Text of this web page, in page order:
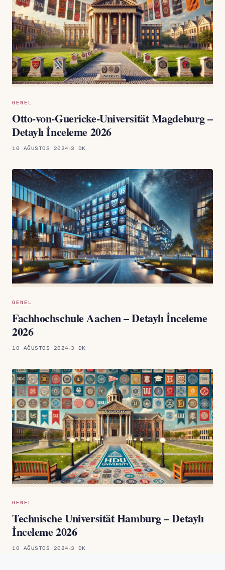
GENEL
Otto-von-Guericke-Universität Magdeburg –
Detaylı İnceleme 2026
10 AĞUSTOS 2024 3 DK
GENEL
Fachhochschule Aachen – Detaylı İnceleme
2026
10 AĞUSTOS 2024 3 DK
GENEL
Technische Universität Hamburg – Detaylı
İnceleme 2026
10 AĞUSTOS 2024 3 DK